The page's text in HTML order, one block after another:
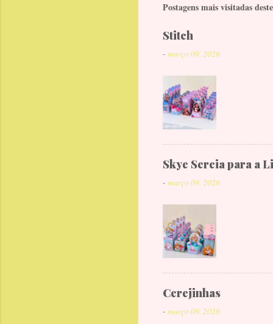
Postagens mais visitadas
Stitch
- março 09, 2026
Skye Sereia para a
- março 09, 2026
Cerejinhas
- março 09, 2026